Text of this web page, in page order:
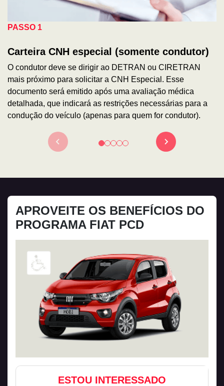
PASSO 1
Carteira CNH especial (somente condutor)
O condutor deve se dirigir ao DETRAN ou CIRETRAN
mais próximo para solicitar a CNH Especial. Esse
documento será emitido após uma avaliação médica
detalhada, que indicará as restrições necessárias para a
condução do veículo (apenas para quem for condutor).
APROVEITE OS BENEFÍCIOS DO
PROGRAMA FIAT PCD
ESTOU INTERESSADO